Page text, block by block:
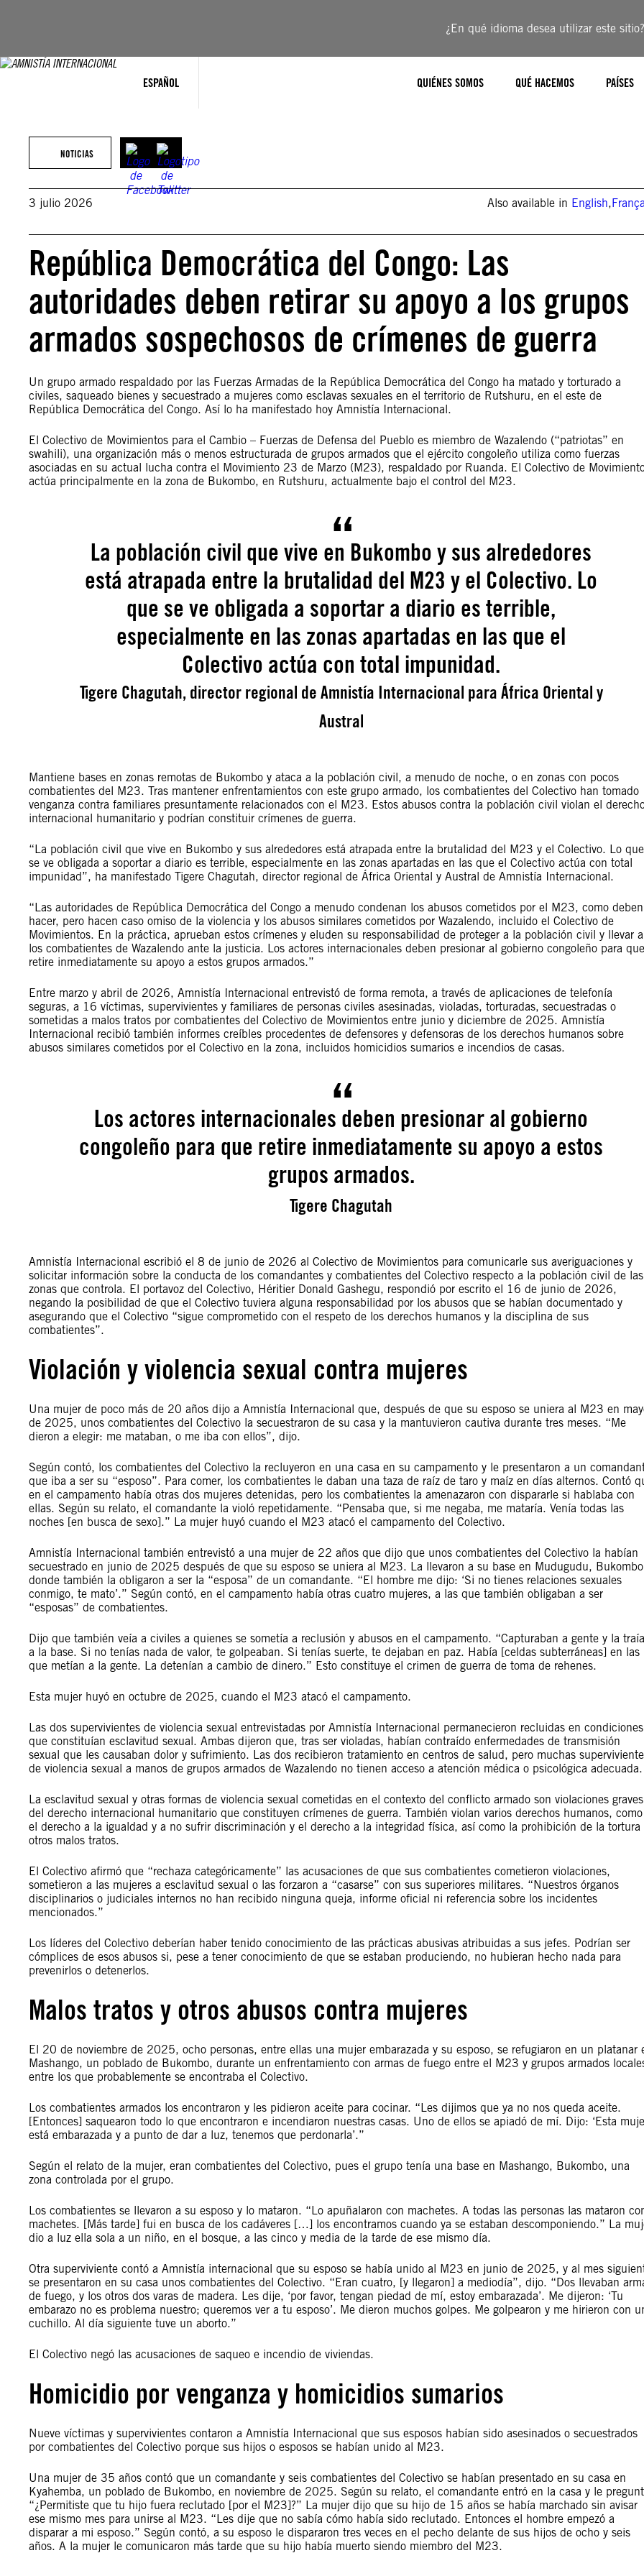
¿En qué idioma desea utilizar este sitio?
ESPAÑOL QUIÉNES SOMOS QUÉ HACEMOS PAÍSES
NOTICIAS
3 julio 2026 Also available in English,
República Democrática del Congo: Las
autoridades deben retirar su apoyo a los grupos
armados sospechosos de crímenes de guerra
Un grupo armado respaldado por las Fuerzas Armadas de la República Democrática del Congo ha matado y torturado a
civiles, saqueado bienes y secuestrado a mujeres como esclavas sexuales en el territorio de Rutshuru, en el este de
República Democrática del Congo. Así lo ha manifestado hoy Amnistía Internacional.
El Colectivo de Movimientos para el Cambio – Fuerzas de Defensa del Pueblo es miembro de Wazalendo (“patriotas” en
swahili), una organización más o menos estructurada de grupos armados que el ejército congoleño utiliza como fuerzas
asociadas en su actual lucha contra el Movimiento 23 de Marzo (M23), respaldado por Ruanda. El Colectivo de
actúa principalmente en la zona de Bukombo, en Rutshuru, actualmente bajo el control del M23.
La población civil que vive en Bukombo y sus alrededores
está atrapada entre la brutalidad del M23 y el Colectivo. Lo
que se ve obligada a soportar a diario es terrible,
especialmente en las zonas apartadas en las que el
Colectivo actúa con total impunidad.
Tigere Chagutah, director regional de Amnistía Internacional para África Oriental y
Austral
Mantiene bases en zonas remotas de Bukombo y ataca a la población civil, a menudo de noche, o en zonas con pocos
combatientes del M23. Tras mantener enfrentamientos con este grupo armado, los combatientes del Colectivo han tomado
venganza contra familiares presuntamente relacionados con el M23. Estos abusos contra la población civil violan el
internacional humanitario y podrían constituir crímenes de guerra.
“La población civil que vive en Bukombo y sus alrededores está atrapada entre la brutalidad del M23 y el Colectivo. Lo que
se ve obligada a soportar a diario es terrible, especialmente en las zonas apartadas en las que el Colectivo actúa con total
impunidad”, ha manifestado Tigere Chagutah, director regional de África Oriental y Austral de Amnistía Internacional.
“Las autoridades de República Democrática del Congo a menudo condenan los abusos cometidos por el M23, como deben
hacer, pero hacen caso omiso de la violencia y los abusos similares cometidos por Wazalendo, incluido el Colectivo de
Movimientos. En la práctica, aprueban estos crímenes y eluden su responsabilidad de proteger a la población civil y llevar a
los combatientes de Wazalendo ante la justicia. Los actores internacionales deben presionar al gobierno congoleño para que
retire inmediatamente su apoyo a estos grupos armados.”
Entre marzo y abril de 2026, Amnistía Internacional entrevistó de forma remota, a través de aplicaciones de telefonía
seguras, a 16 víctimas, supervivientes y familiares de personas civiles asesinadas, violadas, torturadas, secuestradas o
sometidas a malos tratos por combatientes del Colectivo de Movimientos entre junio y diciembre de 2025. Amnistía
Internacional recibió también informes creíbles procedentes de defensores y defensoras de los derechos humanos sobre
abusos similares cometidos por el Colectivo en la zona, incluidos homicidios sumarios e incendios de casas.
Los actores internacionales deben presionar al gobierno
congoleño para que retire inmediatamente su apoyo a estos
grupos armados.
Tigere Chagutah
Amnistía Internacional escribió el 8 de junio de 2026 al Colectivo de Movimientos para comunicarle sus averiguaciones y
solicitar información sobre la conducta de los comandantes y combatientes del Colectivo respecto a la población civil de las
zonas que controla. El portavoz del Colectivo, Héritier Donald Gashegu, respondió por escrito el 16 de junio de 2026,
negando la posibilidad de que el Colectivo tuviera alguna responsabilidad por los abusos que se habían documentado y
asegurando que el Colectivo “sigue comprometido con el respeto de los derechos humanos y la disciplina de sus
combatientes”.
Violación y violencia sexual contra mujeres
Una mujer de poco más de 20 años dijo a Amnistía Internacional que, después de que su esposo se uniera al M23 en
de 2025, unos combatientes del Colectivo la secuestraron de su casa y la mantuvieron cautiva durante tres meses. “Me
dieron a elegir: me mataban, o me iba con ellos”, dijo.
Según contó, los combatientes del Colectivo la recluyeron en una casa en su campamento y le presentaron a un
que iba a ser su “esposo”. Para comer, los combatientes le daban una taza de raíz de taro y maíz en días alternos. Contó
en el campamento había otras dos mujeres detenidas, pero los combatientes la amenazaron con dispararle si hablaba con
ellas. Según su relato, el comandante la violó repetidamente. “Pensaba que, si me negaba, me mataría. Venía todas las
noches [en busca de sexo].” La mujer huyó cuando el M23 atacó el campamento del Colectivo.
Amnistía Internacional también entrevistó a una mujer de 22 años que dijo que unos combatientes del Colectivo la habían
secuestrado en junio de 2025 después de que su esposo se uniera al M23. La llevaron a su base en Mudugudu,
donde también la obligaron a ser la “esposa” de un comandante. “El hombre me dijo: ‘Si no tienes relaciones sexuales
conmigo, te mato’.” Según contó, en el campamento había otras cuatro mujeres, a las que también obligaban a ser
“esposas” de combatientes.
Dijo que también veía a civiles a quienes se sometía a reclusión y abusos en el campamento. “Capturaban a gente y la
a la base. Si no tenías nada de valor, te golpeaban. Si tenías suerte, te dejaban en paz. Había [celdas subterráneas] en las
que metían a la gente. La detenían a cambio de dinero.” Esto constituye el crimen de guerra de toma de rehenes.
Esta mujer huyó en octubre de 2025, cuando el M23 atacó el campamento.
Las dos supervivientes de violencia sexual entrevistadas por Amnistía Internacional permanecieron recluidas en condiciones
que constituían esclavitud sexual. Ambas dijeron que, tras ser violadas, habían contraído enfermedades de transmisión
sexual que les causaban dolor y sufrimiento. Las dos recibieron tratamiento en centros de salud, pero muchas
de violencia sexual a manos de grupos armados de Wazalendo no tienen acceso a atención médica o psicológica adecuada.
La esclavitud sexual y otras formas de violencia sexual cometidas en el contexto del conflicto armado son violaciones graves
del derecho internacional humanitario que constituyen crímenes de guerra. También violan varios derechos humanos, como
el derecho a la igualdad y a no sufrir discriminación y el derecho a la integridad física, así como la prohibición de la tortura
otros malos tratos.
El Colectivo afirmó que “rechaza categóricamente” las acusaciones de que sus combatientes cometieron violaciones,
sometieron a las mujeres a esclavitud sexual o las forzaron a “casarse” con sus superiores militares. “Nuestros órganos
disciplinarios o judiciales internos no han recibido ninguna queja, informe oficial ni referencia sobre los incidentes
mencionados.”
Los líderes del Colectivo deberían haber tenido conocimiento de las prácticas abusivas atribuidas a sus jefes. Podrían ser
cómplices de esos abusos si, pese a tener conocimiento de que se estaban produciendo, no hubieran hecho nada para
prevenirlos o detenerlos.
Malos tratos y otros abusos contra mujeres
El 20 de noviembre de 2025, ocho personas, entre ellas una mujer embarazada y su esposo, se refugiaron en un platanar
Mashango, un poblado de Bukombo, durante un enfrentamiento con armas de fuego entre el M23 y grupos armados
entre los que probablemente se encontraba el Colectivo.
Los combatientes armados los encontraron y les pidieron aceite para cocinar. “Les dijimos que ya no nos queda aceite.
[Entonces] saquearon todo lo que encontraron e incendiaron nuestras casas. Uno de ellos se apiadó de mí. Dijo: ‘Esta
está embarazada y a punto de dar a luz, tenemos que perdonarla’.”
Según el relato de la mujer, eran combatientes del Colectivo, pues el grupo tenía una base en Mashango, Bukombo, una
zona controlada por el grupo.
Los combatientes se llevaron a su esposo y lo mataron. “Lo apuñalaron con machetes. A todas las personas las mataron
machetes. [Más tarde] fui en busca de los cadáveres […] los encontramos cuando ya se estaban descomponiendo.” La
dio a luz ella sola a un niño, en el bosque, a las cinco y media de la tarde de ese mismo día.
Otra superviviente contó a Amnistía internacional que su esposo se había unido al M23 en junio de 2025, y al mes
se presentaron en su casa unos combatientes del Colectivo. “Eran cuatro, [y llegaron] a mediodía”, dijo. “Dos llevaban
de fuego, y los otros dos varas de madera. Les dije, ‘por favor, tengan piedad de mí, estoy embarazada’. Me dijeron: ‘Tu
embarazo no es problema nuestro; queremos ver a tu esposo’. Me dieron muchos golpes. Me golpearon y me hirieron con
cuchillo. Al día siguiente tuve un aborto.”
El Colectivo negó las acusaciones de saqueo e incendio de viviendas.
Homicidio por venganza y homicidios sumarios
Nueve víctimas y supervivientes contaron a Amnistía Internacional que sus esposos habían sido asesinados o secuestrados
por combatientes del Colectivo porque sus hijos o esposos se habían unido al M23.
Una mujer de 35 años contó que un comandante y seis combatientes del Colectivo se habían presentado en su casa en
Kyahemba, un poblado de Bukombo, en noviembre de 2025. Según su relato, el comandante entró en la casa y le
“¿Permitiste que tu hijo fuera reclutado [por el M23]?” La mujer dijo que su hijo de 15 años se había marchado sin avisar
ese mismo mes para unirse al M23. “Les dije que no sabía cómo había sido reclutado. Entonces el hombre empezó a
disparar a mi esposo.” Según contó, a su esposo le dispararon tres veces en el pecho delante de sus hijos de ocho y seis
años. A la mujer le comunicaron más tarde que su hijo había muerto siendo miembro del M23.